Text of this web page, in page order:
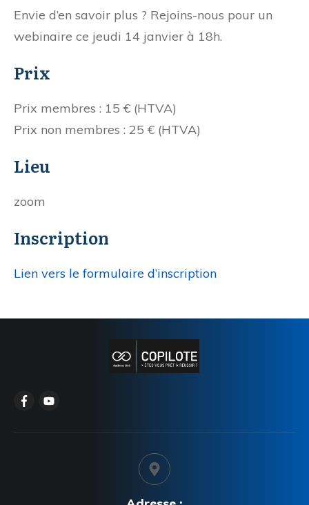
Envie d’en savoir plus ? Rejoins-nous pour un
webinaire ce jeudi 14 janvier à 18h.
Prix
Prix membres : 15 € (HTVA)
Prix non membres : 25 € (HTVA)
Lieu
zoom
Inscription
Lien vers le formulaire d’inscription